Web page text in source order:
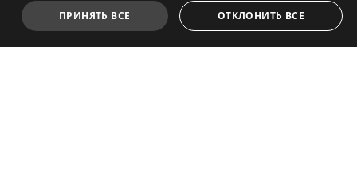
ПРИНЯТЬ ВСЕ ОТКЛОНИТЬ ВСЕ